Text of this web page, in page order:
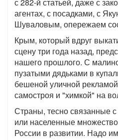
агентах, с посадками, с
Шуваловым, опережаем
Крым, который вдруг
сцену три года назад,
нашего прошлого. С
пузатыми дядьками в
бешеной уличной
самостроя и "химкой" на
Страны, тесно связанные
или населенные
России в развитии. Надо